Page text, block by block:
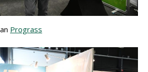
Prograss